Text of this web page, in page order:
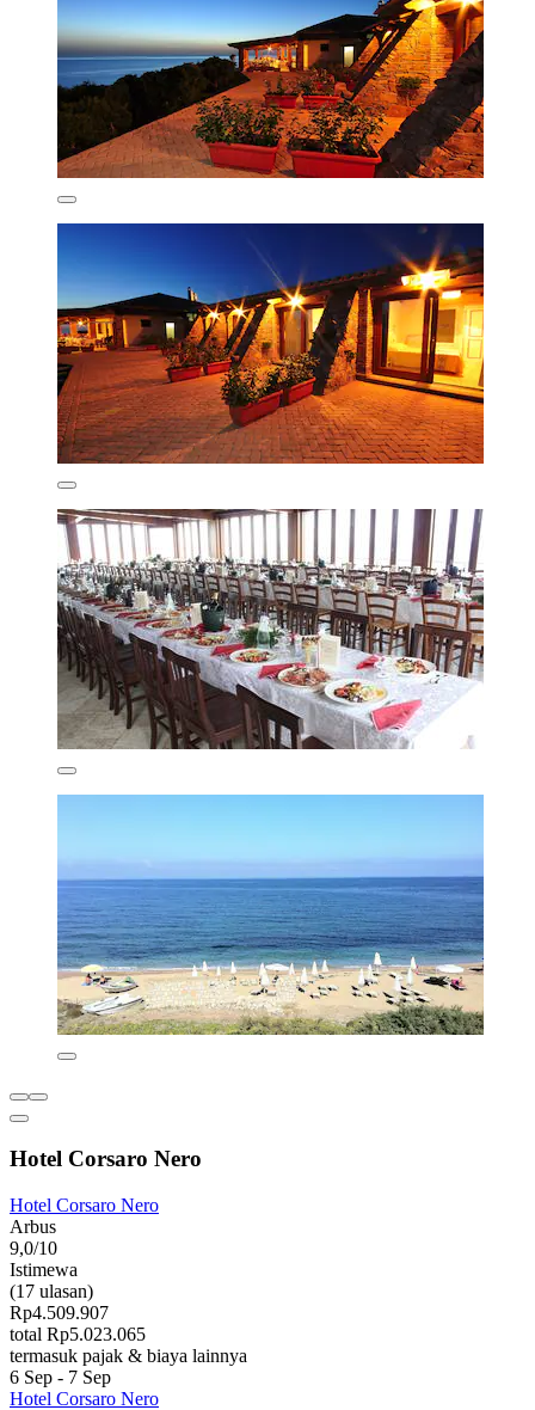
Hotel Corsaro Nero
Hotel Corsaro Nero
Arbus
9,0/10
Istimewa
(17 ulasan)
Rp4.509.907
total Rp5.023.065
termasuk pajak & biaya lainnya
6 Sep - 7 Sep
Hotel Corsaro Nero